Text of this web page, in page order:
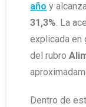
año y
31,3%. La
explicada en
del rubro
Dentro de